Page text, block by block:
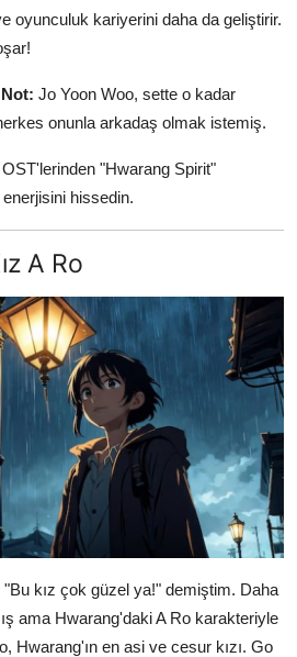
oyunculuk kariyerini daha da geliştirir.
Jo Yoon Woo, sette o kadar
onunla arkadaş olmak istemiş.
"Hwarang Spirit"
hissedin.
A Ro
kız çok güzel ya!" demiştim. Daha
ama Hwarang'daki A Ro karakteriyle
Hwarang'ın en asi ve cesur kızı. Go